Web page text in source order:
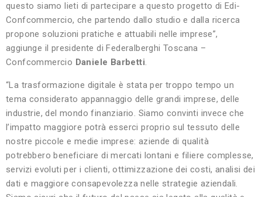
questo siamo lieti di partecipare a questo progetto di Edi-
Confcommercio, che partendo dallo studio e dalla ricerca
propone soluzioni pratiche e attuabili nelle imprese”,
aggiunge il presidente di Federalberghi Toscana –
Confcommercio Daniele Barbetti.
“La trasformazione digitale è stata per troppo tempo un
tema considerato appannaggio delle grandi imprese, delle
industrie, del mondo finanziario. Siamo convinti invece che
l’impatto maggiore potrà esserci proprio sul tessuto delle
nostre piccole e medie imprese: aziende di qualità
potrebbero beneficiare di mercati lontani e filiere complesse,
servizi evoluti per i clienti, ottimizzazione dei costi, analisi dei
dati e maggiore consapevolezza nelle strategie aziendali.